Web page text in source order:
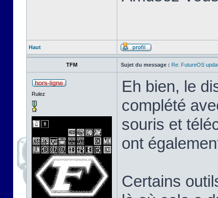
Haut
TFM Sujet du message : Re: FutureOS
Rulez
Eh bien, le
complété
souris et
ont
Certains